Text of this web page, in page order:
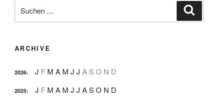
nach:
ARCHIVE
2026: J F M A M J J A S O N D
2025: J F M A M J J ASO N D